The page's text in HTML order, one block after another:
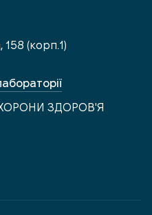
158 (корп.1)
ЗДОРОВ'Я